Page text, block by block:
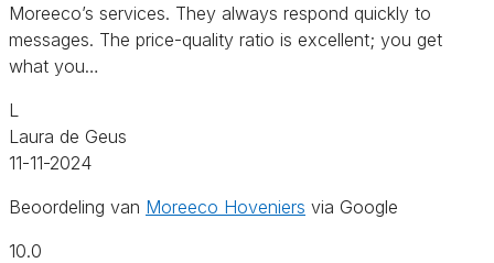
Moreeco’s services. They always respond quickly to
messages. The price-quality ratio is excellent; you get
what you…
L
Laura de Geus
11-11-2024
Beoordeling van Moreeco Hoveniers via Google
10.0